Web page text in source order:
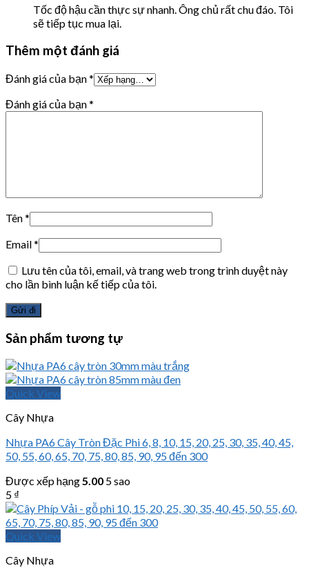
Tốc độ hậu cần thực sự nhanh. Ông chủ rất chu đáo. Tôi
sẽ tiếp tục mua lại.
Thêm một đánh giá
Đánh giá của bạn*
Đánh giá của bạn*
Tên*
Email*
Lưu tên của tôi, email, và trang web trong trình duyệt này
cho lần bình luận kế tiếp của tôi.
Sản phẩm tương tự
Quick View
Cây Nhựa
Nhựa PA6 Cây Tròn Đặc Phi 6, 8, 10, 15, 20, 25, 30, 35, 40, 45,
50, 55, 60, 65, 70, 75, 80, 85, 90, 95 đến 300
Được xếp hạng5.00 5 sao
5 ₫
Quick View
Cây Nhựa